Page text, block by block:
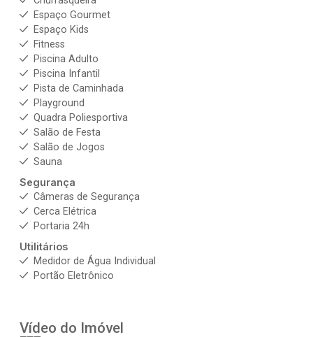
Espaço Gourmet
Espaço Kids
Fitness
Piscina Adulto
Piscina Infantil
Pista de Caminhada
Playground
Quadra Poliesportiva
Salão de Festa
Salão de Jogos
Sauna
Segurança
Câmeras de Segurança
Cerca Elétrica
Portaria 24h
Utilitários
Medidor de Água Individual
Portão Eletrônico
Vídeo do Imóvel